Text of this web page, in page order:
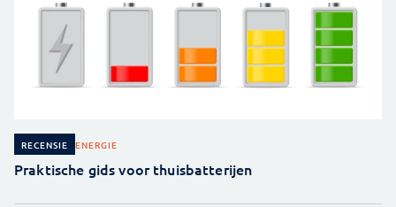
RECENSIE ENERGIE
Praktische gids voor thuisbatterijen